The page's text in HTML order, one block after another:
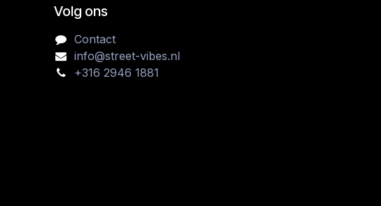
Volg ons
Contact
info@street-vibes.nl
+316 2946 1881